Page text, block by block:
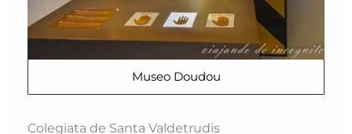
Museo Doudou
Colegiata de Santa Valdetrudis